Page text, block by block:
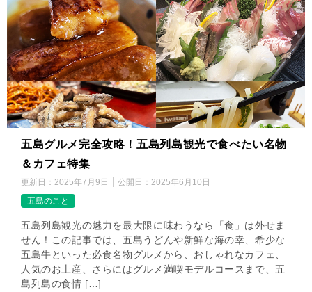
五島グルメ完全攻略！五島列島観光で食べたい名物
＆カフェ特集
更新日： 2025年7月9日 公開日： 2025年6月10日
五島のこと
五島列島観光の魅力を最大限に味わうなら「食」は外せま
せん！この記事では、五島うどんや新鮮な海の幸、希少な
五島牛といった必食名物グルメから、おしゃれなカフェ、
人気のお土産、さらにはグルメ満喫モデルコースまで、五
島列島の食情 […]